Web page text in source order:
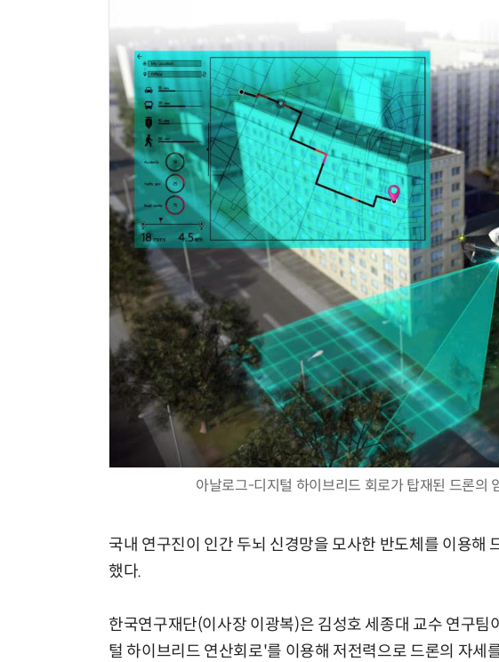
아날로그-디지털 하이브리드 회로가 탑재된 드론의
국내 연구진이 인간 두뇌 신경망을 모사한 반도체를 이용해
했다.
한국연구재단(이사장 이광복)은 김성호 세종대 교수 연구팀
털 하이브리드 연산회로'를 이용해 저전력으로 드론의 자세
체계화 된 데이터가 곧 AI 시대의 경쟁력이다 현업에서